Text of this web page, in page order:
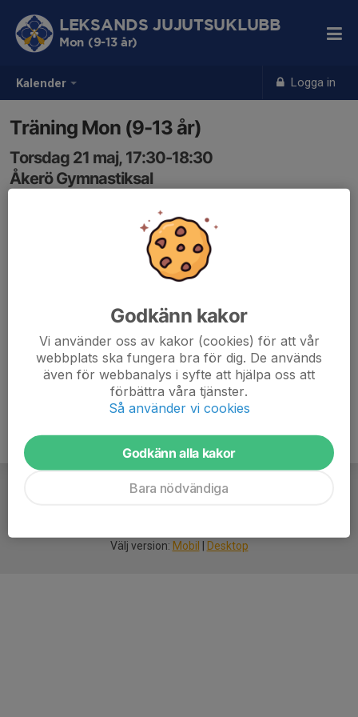
Kalender Logga in
LEKSANDS JUJUTSUKLUBB
Mon (9-13 år)
Träning Mon (9-13 år)
Torsdag 21 maj, 17:30-18:30
Åkerö Gymnastiksal
Välj version: Mobil Desktop
Godkänn kakor
Vi använder oss av kakor (cookies) för att vår
webbplats ska fungera bra för dig. De används
även för webbanalys i syfte att hjälpa oss att
förbättra våra tjänster.
Så använder vi cookies
Godkänn alla kakor
Bara nödvändiga